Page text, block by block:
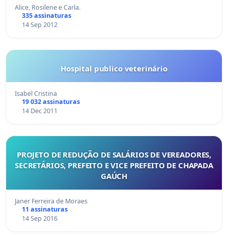
Alice, Rosilene e Carla.
335 assinaturas
14 Sep 2012
Hospital publico veterinário
Isabel Cristina
19 032 assinaturas
14 Dec 2011
PROJETO DE REDUÇÃO DE SALÁRIOS DE VEREADORES,
SECRETÁRIOS, PREFEITO E VICE PREFEITO DE CHAPADA
GAÚCH
Janer Ferreira de Moraes
11 assinaturas
14 Sep 2016